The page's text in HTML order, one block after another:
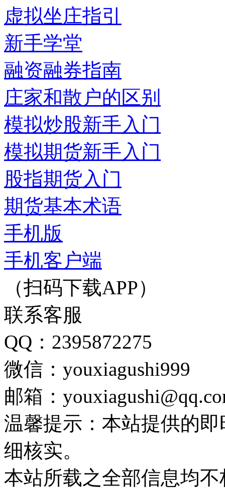
虚拟坐庄指引
新手学堂
融资融券指南
庄家和散户的区别
模拟炒股新手入门
模拟期货新手入门
股指期货入门
期货基本术语
手机版
手机客户端
（扫码下载APP）
联系客服
QQ：2395872275
微信：youxiagushi999
邮箱：
温馨提示：本站提供的
细核实。
本站所载之全部信息均